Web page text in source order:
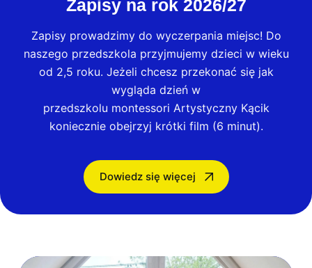
Zapisy na rok 2026/27
Zapisy prowadzimy do wyczerpania miejsc! Do
naszego przedszkola przyjmujemy dzieci w wieku
od 2,5 roku. Jeżeli chcesz przekonać się jak
wygląda dzień w
przedszkolu montessori Artystyczny Kącik
koniecznie obejrzyj krótki film (6 minut).
Dowiedz się więcej